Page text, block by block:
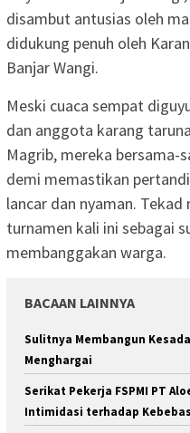
disambut antusias oleh
didukung penuh oleh
Banjar Wangi.
Meski cuaca sempat
dan anggota karang
Magrib, mereka bersama-
demi memastikan
lancar dan nyaman.
turnamen kali ini sebagai
membanggakan warga.
BACAAN LAINNYA
Sulitnya Membangun
Menghargai
Serikat Pekerja FSPMI PT
Intimidasi terhadap